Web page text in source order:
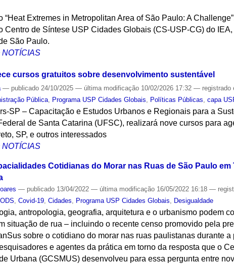
“Heat Extremes in Metropolitan Area of São Paulo: A
Centro de Síntese USP Cidades Globais (CS-USP-CG) do
São Paulo.
NOTÍCIAS
cursos gratuitos sobre desenvolvimento sustentável
— publicado 24/10/2025— última modificação 10/02/2026 17:32— registrado
Pública, Programa USP Cidades Globais, Políticas Públicas,capa
SP – Capacitação e Estudos Urbanos e Regionais para a
de Santa Catarina (UFSC), realizará nove cursos para
SP, e outros interessados
NOTÍCIAS
Cotidianas do Morar nas Ruas de São Paulo
— publicado 13/04/2022— última modificação 16/05/2022 16:18—
,ODS ,Covid-19 ,Cidades Programa USP Cidades Globais Desigualdade
antropologia, geografia, arquitetura e o urbanismo podem
situação de rua – incluindo o recente censo promovido pela
sobre o cotidiano do morar nas ruas paulistanas durante
e agentes da prática em torno da resposta que o
Urbana (GCSMUS) desenvolveu para essa pergunta entre